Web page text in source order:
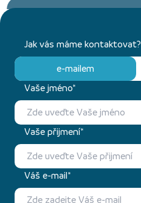
Jak vás máme kontaktovat?
e-mailem
Vaše jméno*
Vaše přijmení*
Váš e-mail*